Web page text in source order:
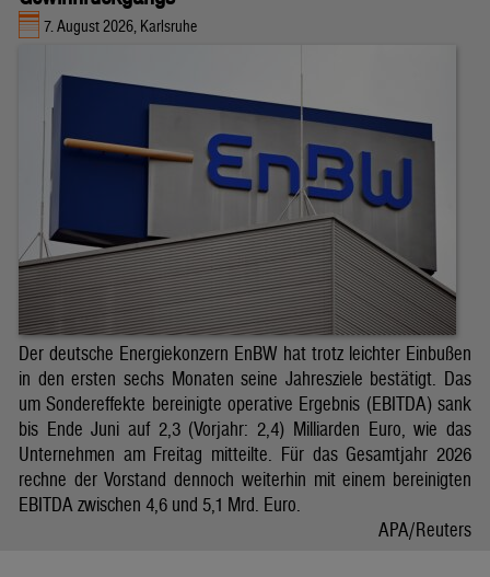
7. August 2026, Karlsruhe
Der deutsche Energiekonzern EnBW hat trotz leichter Einbußen
in den ersten sechs Monaten seine Jahresziele bestätigt. Das
um Sondereffekte bereinigte operative Ergebnis (EBITDA) sank
bis Ende Juni auf 2,3 (Vorjahr: 2,4) Milliarden Euro, wie das
Unternehmen am Freitag mitteilte. Für das Gesamtjahr 2026
rechne der Vorstand dennoch weiterhin mit einem bereinigten
EBITDA zwischen 4,6 und 5,1 Mrd. Euro.
APA/Reuters